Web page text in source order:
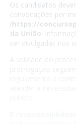
Os candidatos
convocações por
(https://
da União .
ser divulgadas nos